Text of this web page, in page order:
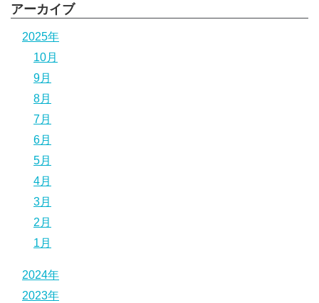
アーカイブ
2025年
10月
9月
8月
7月
6月
5月
4月
3月
2月
1月
2024年
2023年